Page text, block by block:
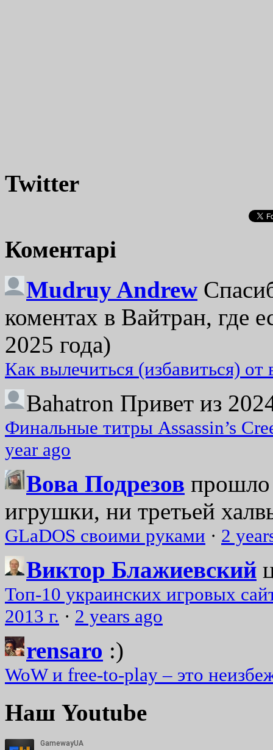
Twitter
Коментарі
Mudruy Andrew
коментах в Вайтран, где
2025 года)
Как вылечиться (избавиться)
Bahatron Привет из
Финальные титры Assassin’s
year ago
Вова Подрезов прошло
игрушки, ни третьей
GLaDOS своими руками · 2
Виктор Блажиевский
Топ-10 украинских игровых
2013 г. · 2 years ago
rensaro :)
WoW и free-to-play – это
Наш Youtube